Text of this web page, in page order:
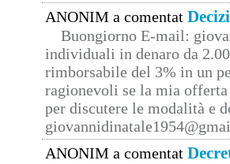
ANONIM a comentat
Buongiorno E-mail:
individuali in denaro da
rimborsabile del 3% in un
ragionevoli se la mia
per discutere le modalità e
ANONIM a comentat